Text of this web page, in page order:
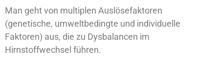
Man geht von multiplen Auslösefaktoren
(genetische, umweltbedingte und individuelle
Faktoren) aus, die zu Dysbalancen im
Hirnstoffwechsel führen.